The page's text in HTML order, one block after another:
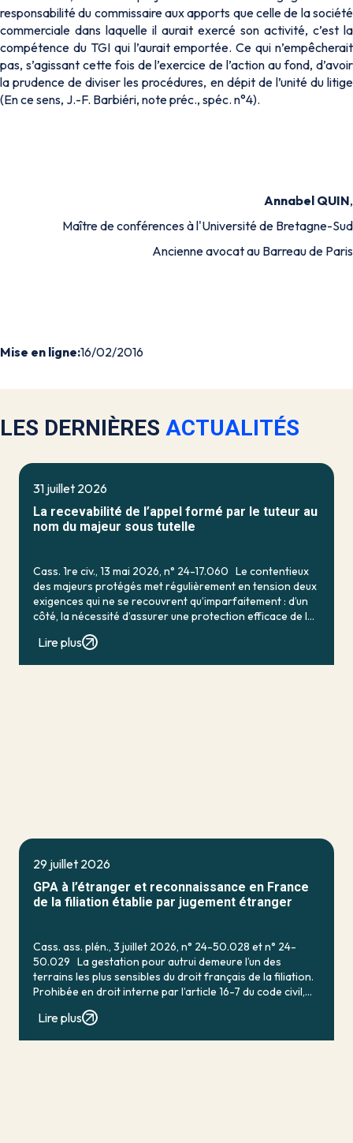
responsabilité du commissaire aux apports que celle de la société
commerciale dans laquelle il aurait exercé son activité, c’est la
compétence du TGI qui l’aurait emportée. Ce qui n’empêcherait
pas, s’agissant cette fois de l’exercice de l’action au fond, d’avoir
la prudence de diviser les procédures, en dépit de l’unité du litige
(En ce sens, J.-F. Barbiéri, note préc., spéc. n°4).
Annabel QUIN,
Maître de conférences à l'Université de Bretagne-Sud
Ancienne avocat au Barreau de Paris
Mise en ligne:16/02/2016
LES DERNIÈRES ACTUALITÉS
31 juillet 2026
La recevabilité de l’appel formé par le tuteur au
nom du majeur sous tutelle
Cass. 1re civ., 13 mai 2026, n° 24-17.060 Le contentieux
des majeurs protégés met régulièrement en tension deux
exigences qui ne se recouvrent qu’imparfaitement : d’un
côté, la nécessité d’assurer une protection efficace de la
personne vulnérable ; de […]
Lire plus
29 juillet 2026
GPA à l’étranger et reconnaissance en France
de la filiation établie par jugement étranger
Cass. ass. plén., 3 juillet 2026, n° 24-50.028 et n° 24-
50.029 La gestation pour autrui demeure l’un des
terrains les plus sensibles du droit français de la filiation.
Prohibée en droit interne par l’article 16-7 du code civil,
Lire plus